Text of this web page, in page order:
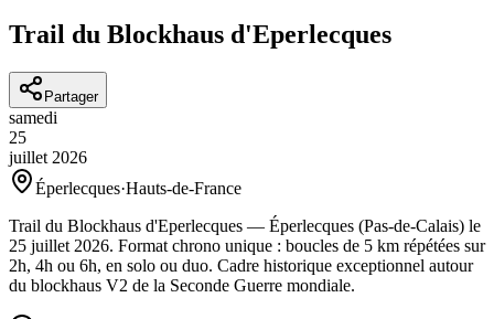
Trail du Blockhaus d'Eperlecques
Partager
samedi
25
juillet 2026
Éperlecques·Hauts-de-France
Trail du Blockhaus d'Eperlecques — Éperlecques (Pas-de-Calais) le
25 juillet 2026. Format chrono unique : boucles de 5 km répétées sur
2h, 4h ou 6h, en solo ou duo. Cadre historique exceptionnel autour
du blockhaus V2 de la Seconde Guerre mondiale.